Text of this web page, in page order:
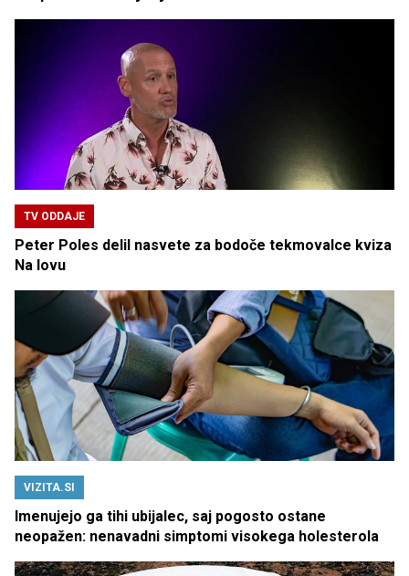
TV ODDAJE
Peter Poles delil nasvete za bodoče tekmovalce kviza
Na lovu
VIZITA.SI
Imenujejo ga tihi ubijalec, saj pogosto ostane
neopažen: nenavadni simptomi visokega holesterola